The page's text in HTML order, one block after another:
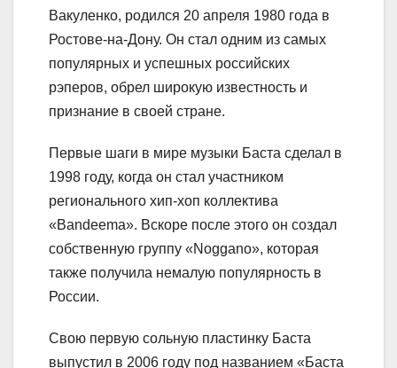
Вакуленко, родился 20 апреля 1980 года в
Ростове-на-Дону. Он стал одним из самых
популярных и успешных российских
рэперов, обрел широкую известность и
признание в своей стране.
Первые шаги в мире музыки Баста сделал в
1998 году, когда он стал участником
регионального хип-хоп коллектива
«Bandeema». Вскоре после этого он создал
собственную группу «Noggano», которая
также получила немалую популярность в
России.
Свою первую сольную пластинку Баста
выпустил в 2006 году под названием «Баста